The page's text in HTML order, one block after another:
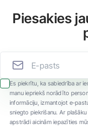
Piesakies
Es piekrītu, ka sabiedrība ar
manu iepriekš norādīto
informāciju, izmantojot e-
sniegto piekrišanu. Ar
apstrādi aicinām iepazīties